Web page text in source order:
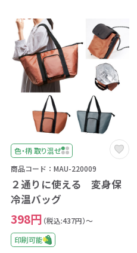
色・柄 取り混ぜ
商品コード：MAU-220009
２通りに使える 変身保
冷温バッグ
398円 （税込:437円）～
印刷可能